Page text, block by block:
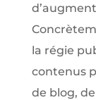
la régie
contenus
de blog,